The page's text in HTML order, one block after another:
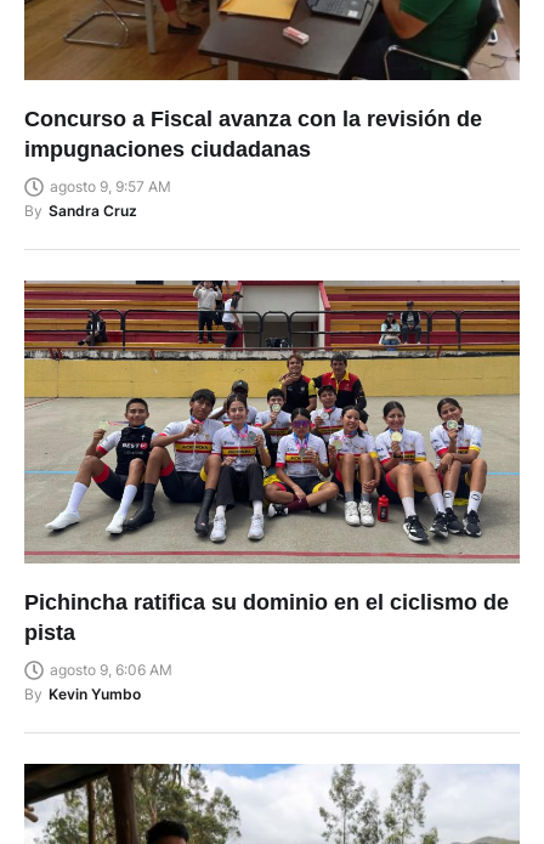
Concurso a Fiscal avanza con la revisión de
impugnaciones ciudadanas
agosto 9, 9:57 AM
By Sandra Cruz
Pichincha ratifica su dominio en el ciclismo de
pista
agosto 9, 6:06 AM
By Kevin Yumbo